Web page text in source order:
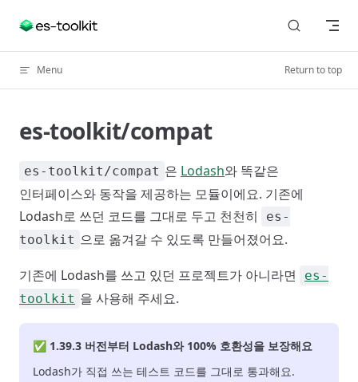
Skip to content
Menu Return to top
es-toolkit/compat
es-toolkit/compat 은 Lodash와 똑같은
인터페이스와 동작을 제공하는 모듈이에요. 기존에
Lodash로 쓰던 코드를 그대로 두고 천천히
es-
toolkit 으로 옮겨갈 수 있도록 만들어졌어요.
기존에 Lodash를 쓰고 있던 프로젝트가 아니라면
es-
toolkit 을 사용해 주세요.
✅ 1.39.3 버전부터 Lodash와 100% 호환성을 보장해요
Lodash가 직접 쓰는 테스트 코드를 그대로 통과해요.